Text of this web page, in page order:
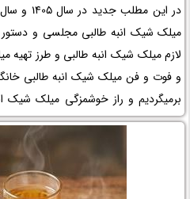
میلک شیک انبه طالبی مجلسی و دستور
لازم میلک شیک انبه طالبی و طرز تهیه
و فوت و فن میلک شیک انبه طالبی
برمیگردیم و راز خوشمزگی میلک شیک
میلک شیک انبه طالبی و زمان تهیه
میلک شیک انبه طالبی خانگی و تزیین